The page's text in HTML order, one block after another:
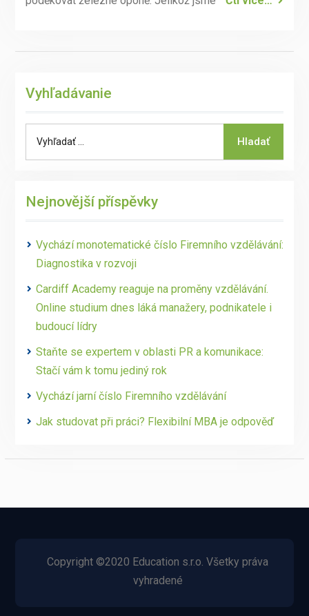
Vyhľadávanie
Hladať
Nejnovější příspěvky
Vychází monotematické číslo Firemního vzdělávání:
Diagnostika v rozvoji
Cardiff Academy reaguje na proměny vzdělávání.
Online studium dnes láká manažery, podnikatele i
budoucí lídry
Staňte se expertem v oblasti PR a komunikace:
Stačí vám k tomu jediný rok
Vychází jarní číslo Firemního vzdělávání
Jak studovat při práci? Flexibilní MBA je odpověď
Copyright ©2020 Education s.r.o. Všetky práva
vyhradené